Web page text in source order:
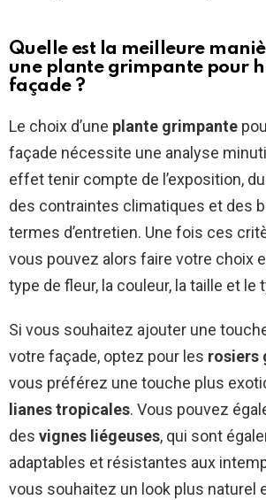
Quelle est la meilleure
une plante grimpante pour
façade ?
Le choix d’une plante grimpante
façade nécessite une analyse
effet tenir compte de l’exposition,
des contraintes climatiques et des
termes d’entretien. Une fois ces
vous pouvez alors faire votre choix
type de fleur, la couleur, la taille et le
Si vous souhaitez ajouter une
votre façade, optez pour les rosiers
vous préférez une touche plus
lianes tropicales. Vous pouvez
des vignes liégeuses, qui sont
adaptables et résistantes aux
vous souhaitez un look plus naturel